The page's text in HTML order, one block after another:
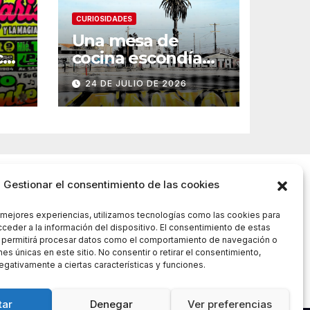
Gestionar el consentimiento de las cookies
experiencias, utilizamos tecnologías como las cookies para
a la información del dispositivo. El consentimiento de estas
procesar datos como el comportamiento de navegación o
únicas en este sitio. No consentir o retirar el consentimiento,
a ciertas características y funciones.
Denegar Ver preferencias
CURIOSIDADES
Una mesa de
cocina escondía
un tesoro familiar
de 300 años
24 DE JULIO DE 2026